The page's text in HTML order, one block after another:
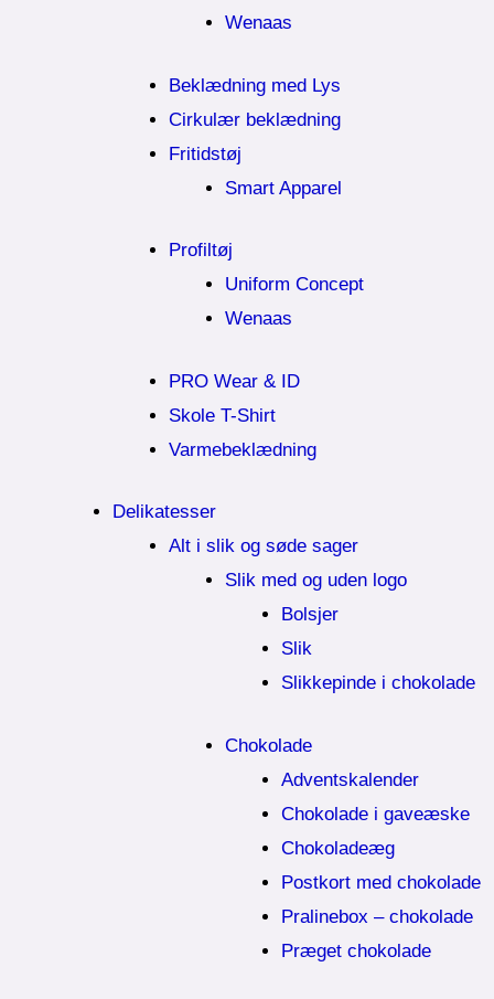
Wenaas
Beklædning med Lys
Cirkulær beklædning
Fritidstøj
Smart Apparel
Profiltøj
Uniform Concept
Wenaas
PRO Wear & ID
Skole T-Shirt
Varmebeklædning
Delikatesser
Alt i slik og søde sager
Slik med og uden logo
Bolsjer
Slik
Slikkepinde i chokolade
Chokolade
Adventskalender
Chokolade i gaveæske
Chokoladeæg
Postkort med chokolade
Pralinebox – chokolade
Præget chokolade